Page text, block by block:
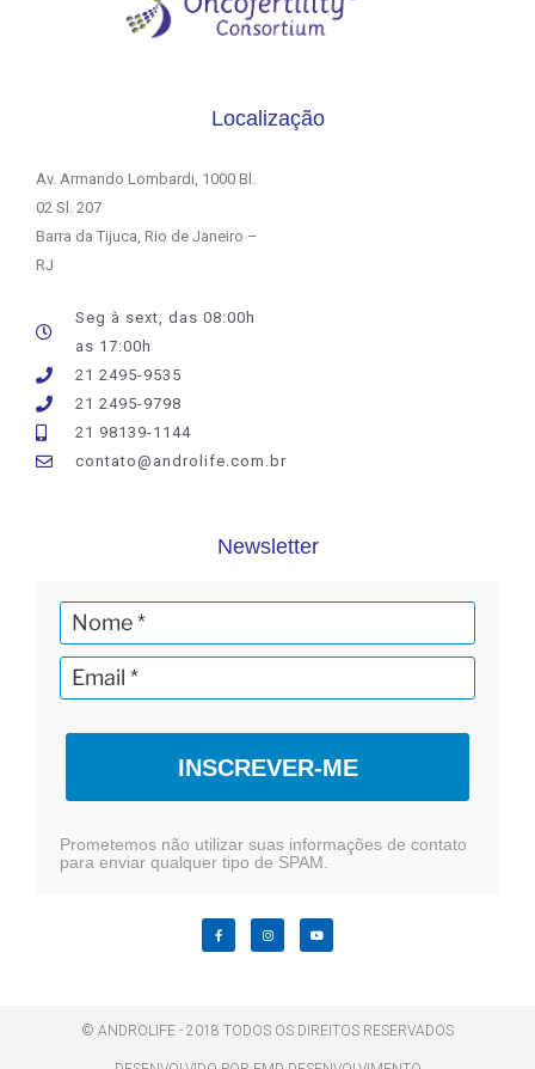
Localização
Av. Armando Lombardi, 1000 Bl.
02 Sl. 207
Barra da Tijuca, Rio de Janeiro –
RJ
Seg à sext, das 08:00h
as 17:00h
21 2495-9535
21 2495-9798
21 98139-1144
contato@androlife.com.br
Newsletter
INSCREVER-ME
Prometemos não utilizar suas informações de contato
para enviar qualquer tipo de SPAM.
© ANDROLIFE - 2018 TODOS OS DIREITOS RESERVADOS